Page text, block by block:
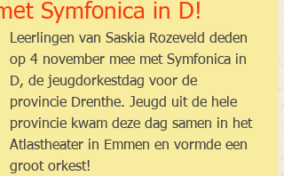
Symfonica in D!
Leerlingen van Saskia Rozeveld deden
op 4 november mee met Symfonica in
D, de jeugdorkestdag voor de
provincie Drenthe. Jeugd uit de hele
provincie kwam deze dag samen in het
Atlastheater in Emmen en vormde een
groot orkest!